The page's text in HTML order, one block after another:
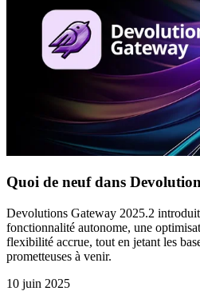
Quoi de neuf dans
Devolutions Gateway 2025.2
fonctionnalité autonome, une
flexibilité accrue, tout en jetant les
prometteuses à venir.
10 juin 2025